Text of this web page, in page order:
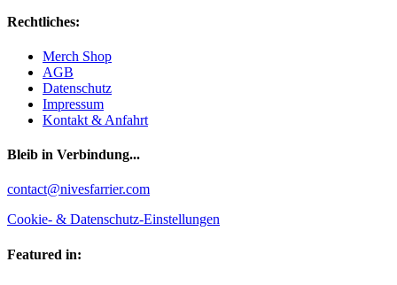
Rechtliches:
Merch Shop
AGB
Datenschutz
Impressum
Kontakt & Anfahrt
Bleib in Verbindung...
Facebook
YouTube
Instagram
contact@nivesfarrier.com
Cookie- & Datenschutz-Einstellungen
Featured in: